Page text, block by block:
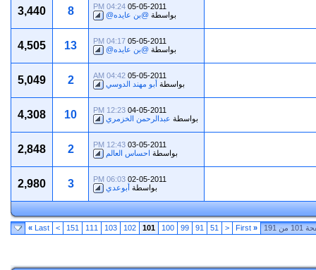
05-05-2011
04:24 PM
بواسطة @بن عايده@ 8
3,440
05-05-2011
04:17 PM
بواسطة @بن عايده@ 13
4,505
05-05-2011
04:42 AM
بواسطة أبو مهند الدوسي 2
5,049
04-05-2011
12:23 PM
بواسطة عبدالرحمن الخزمري 10
4,308
03-05-2011
12:43 PM
بواسطة احساس العالم 2
2,848
02-05-2011
06:03 PM
بواسطة أبوعدي 3
2,980
من 191 «
First
<
51
91
99
100
101
102
103
111
151
>
Last
»